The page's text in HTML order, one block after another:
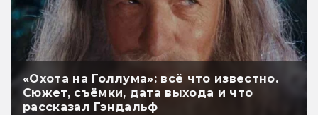
«Охота на Голлума»: всё что известно.
Сюжет, съёмки, дата выхода и что
рассказал Гэндальф